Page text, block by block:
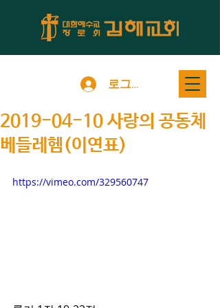
로그인
2019-04-10 사랑의 공동체
베들레헴(이연표)
https://vimeo.com/329560747